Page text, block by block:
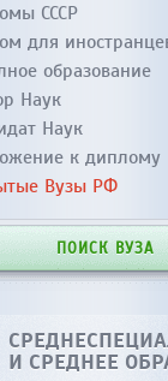
СССР
для
образование
Наук
Наук
к диплому
Вузы РФ
ПОИСК ВУЗА
И СРЕДНЕЕ